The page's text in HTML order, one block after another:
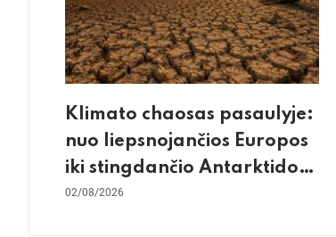
Klimato chaosas pasaulyje:
nuo liepsnojančios Europos
iki stingdančio Antarktidos
paradokso
02/08/2026